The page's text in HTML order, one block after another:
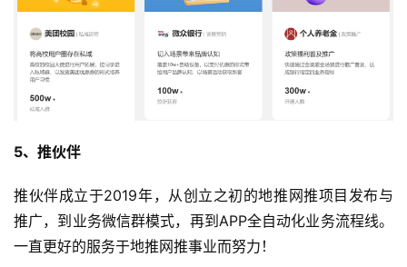
5、推伙伴
推伙伴成立于2019年，从创立之初的地推网推项目发布与
推广，到业务微信群模式，再到APP全自动化业务流程线。
一直更好的服务于地推网推事业而努力！